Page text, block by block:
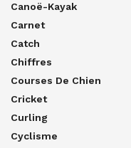
Canoë-Kayak
Carnet
Catch
Chiffres
Courses De Chien
Cricket
Curling
Cyclisme